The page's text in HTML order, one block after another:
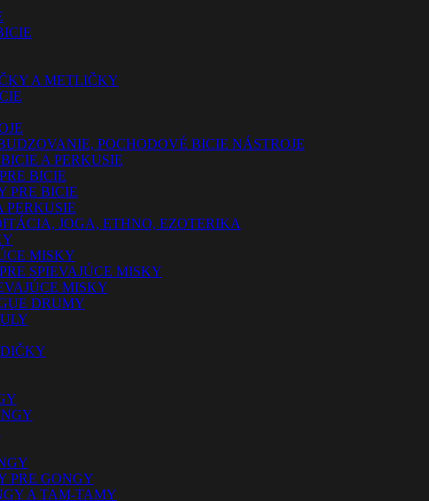
A METLIČKY
POCHODOVÉ BICIE NÁSTROJE
A PERKUSIE
BICIE
PRE BICIE
PERKUSIE
JOGA, ETHNO, EZOTERIKA
MISKY
SPIEVAJÚCE MISKY
MISKY
DRUMY
PRE GONGY
A TAM-TAMY